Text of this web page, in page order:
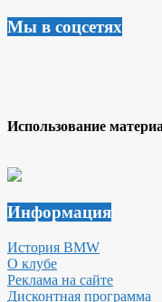
Мы в соцсетях
Использование
Информация
История BMW
О клубе
Реклама на сайте
Дисконтная программа